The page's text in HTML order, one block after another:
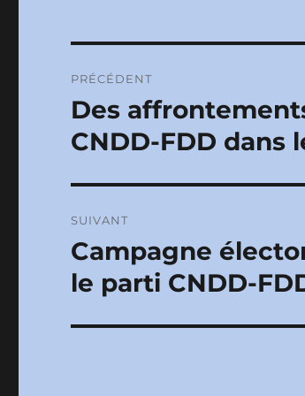
de
l’article
PRÉCÉDENT
Publication
précédente :
Des
CNDD-FDD dans
SUIVANT
Publication
suivante :
Campagne
le parti CNDD-